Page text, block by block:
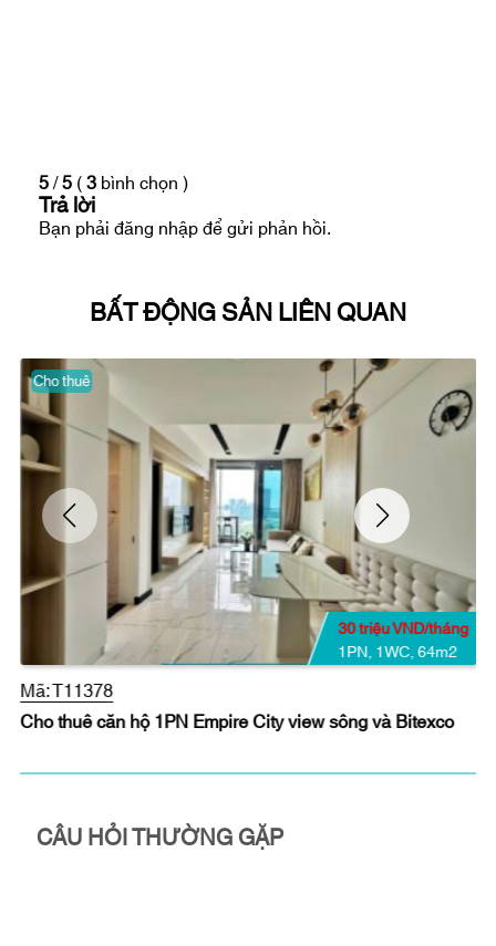
Email: infoempirecity@gmail.com
Video giới thiệu Empire City
Empire City tiện nghi và tiện ích
5/5 (3 bình chọn)
Trả lời
Bạn phảiđăng nhậpđể gửi phản hồi.
BẤT ĐỘNG SẢN LIÊN QUAN
30 triệu VND/tháng
1PN 1WC ,64m2
Mã:T11378
Cho thuê căn hộ 1PN Empire City view sông và Bitexco
Cho thuê
CÂU HỎI THƯỜNG GẶP